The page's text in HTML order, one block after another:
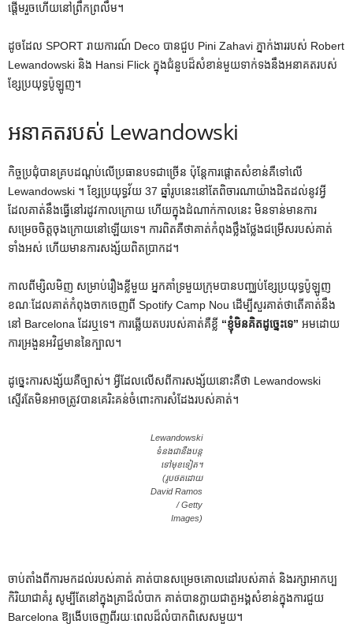
ផ្តើមរួចហើយនៅព្រឹកព្រលឹម។
ដូចដែល SPORT រាយការណ៍ Deco បានជួប Pini Zahavi ភ្នាក់ងាររបស់ Robert
Lewandowski និង Hansi Flick ក្នុងជំនួបដ៏សំខាន់មួយទាក់ទងនឹងអនាគតរបស់
ខ្សែប្រយុទ្ធប៉ូឡូញ។
អនាគតរបស់ Lewandowski
កិច្ចប្រជុំបានគ្របដណ្តប់លើប្រធានបទជាច្រើន ប៉ុន្តែការផ្តោតសំខាន់គឺទៅលើ
Lewandowski ។ ខ្សែប្រយុទ្ធវ័យ 37 ឆ្នាំរូបនេះនៅតែពិចារណាយ៉ាងដិតដល់នូវអ្វី
ដែលគាត់នឹងធ្វើនៅរដូវកាលក្រោយ ហើយក្នុងដំណាក់កាលនេះ មិនទាន់មានការ
សម្រេចចិត្តចុងក្រោយនៅឡើយទេ។ ការពិតគឺថាគាត់កំពុងថ្លឹងថ្លែងជម្រើសរបស់គាត់
ទាំងអស់ ហើយមានការសង្ស័យពិតប្រាកដ។
កាលពីម្សិលមិញ សម្រាប់រឿងខ្លីមួយ អ្នកគាំទ្រមួយក្រុមបានបញ្ឈប់ខ្សែប្រយុទ្ធប៉ូឡូញ
ខណៈដែលគាត់កំពុងចាកចេញពី Spotify Camp Nou ដើម្បីសួរគាត់ថាតើគាត់នឹង
នៅ Barcelona ដែរឬទេ។ ការឆ្លើយតបរបស់គាត់គឺខ្លី “ខ្ញុំមិនគិតដូច្នេះទេ” អមដោយ
ការអ្រងួនអវិជ្ជមាននៃក្បាល។
ដូច្នេះការសង្ស័យគឺច្បាស់។ អ្វីដែលលើសពីការសង្ស័យនោះគឺថា Lewandowski
ស្ទើរតែមិនអាចត្រូវបានគេរិះគន់ចំពោះការសំដែងរបស់គាត់។
Lewandowski
ទំនងជានឹងបន្ត
ទៅមុខទៀត។
(រូបថតដោយ
David Ramos
/ Getty
Images)
ចាប់តាំងពីការមកដល់របស់គាត់ គាត់បានសម្រេចគោលដៅរបស់គាត់ និងរក្សាអាកប្ប
កិរិយាជាគំរូ សូម្បីតែនៅក្នុងគ្រាដ៏លំបាក គាត់បានក្លាយជាតួអង្គសំខាន់ក្នុងការជួយ
Barcelona ឱ្យងើបចេញពីរយៈពេលដ៏លំបាកពិសេសមួយ។